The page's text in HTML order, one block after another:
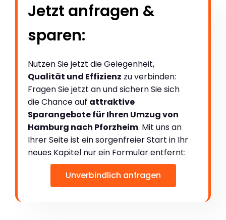
Jetzt anfragen &
sparen:
Nutzen Sie jetzt die Gelegenheit,
Qualität und Effizienz zu verbinden:
Fragen Sie jetzt an und sichern Sie sich
die Chance auf attraktive
Sparangebote für Ihren Umzug von
Hamburg nach Pforzheim. Mit uns an
Ihrer Seite ist ein sorgenfreier Start in Ihr
neues Kapitel nur ein Formular entfernt:
Unverbindlich anfragen